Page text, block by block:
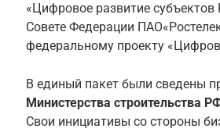
«Цифровое развитие
Совете Федерации
федеральному проекту
В единый пакет были сведены
Министерства строительства
Свои инициативы со стороны